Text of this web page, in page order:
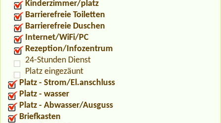
Kinderzimmer/platz
Barrierefreie Toiletten
Barrierefreie Duschen
Internet/WiFi/PC
Rezeption/Infozentrum
24-Stunden Dienst
Platz eingezäunt
Platz - Strom/El.anschluss
Platz - wasser
Platz - Abwasser/Ausguss
Briefkasten